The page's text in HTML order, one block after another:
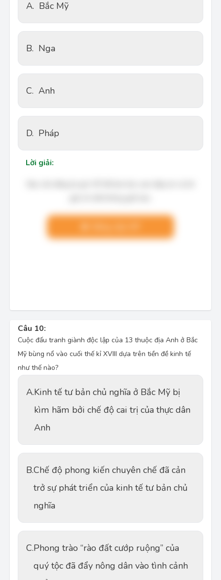
A. Bắc Mỹ
B. Nga
C. Anh
D. Pháp
Lời giải:
Câu 10:
Cuộc đấu tranh giành độc lập của 13 thuộc địa Anh ở Bắc
Mỹ bùng nổ vào cuối thế kỉ XVIII dựa trên tiền đề kinh tế
như thế nào?
A.Kinh tế tư bản chủ nghĩa ở Bắc Mỹ bị
kìm hãm bởi chế độ cai trị của thực dân
Anh
B.Chế độ phong kiến chuyên chế đã cản
trở sự phát triển của kinh tế tư bản chủ
nghĩa
C.Phong trào “rào đất cướp ruộng” của
quý tộc đã đẩy nông dân vào tình cảnh